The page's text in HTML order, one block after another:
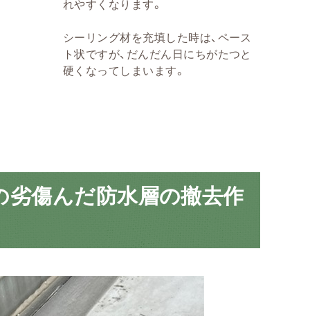
れやすくなります。
シーリング材を充填した時は、ペース
ト状ですが、だんだん日にちがたつと
硬くなってしまいます。
傷んだ防水層の撤去作